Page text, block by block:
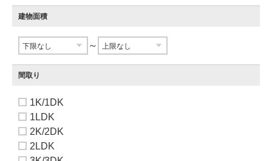
建物面積
～
間取り
1K/1DK
1LDK
2K/2DK
2LDK